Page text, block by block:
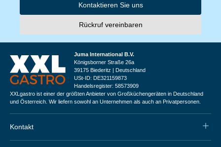
Kontaktieren Sie uns
Rückruf vereinbaren
Juma International B.V.
Königsborner Straße 26a
39175 Biederitz | Deutschland
USt-ID: DE321159873
Handelsregister: 58573909
XXLgastro ist einer der größten Anbieter von Großküchengeräten in Deutschland
und Österreich. Wir liefern sowohl an Unternehmen als auch an Privatpersonen.
Kontakt